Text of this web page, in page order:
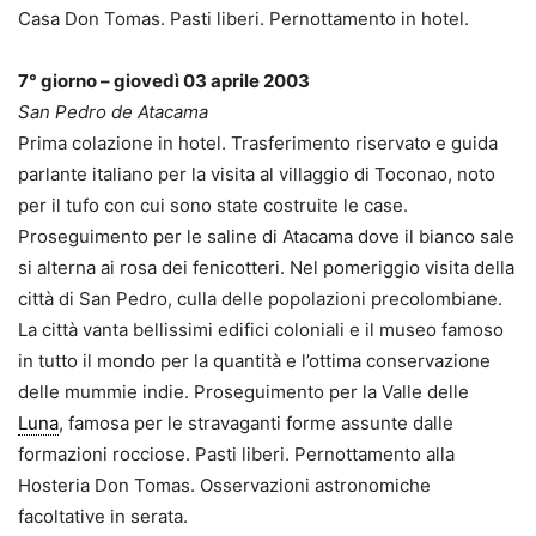
Casa Don Tomas. Pasti liberi. Pernottamento in hotel.
7° giorno – giovedì 03 aprile 2003
San Pedro de Atacama
Prima colazione in hotel. Trasferimento riservato e guida
parlante italiano per la visita al villaggio di Toconao, noto
per il tufo con cui sono state costruite le case.
Proseguimento per le saline di Atacama dove il bianco sale
si alterna ai rosa dei fenicotteri. Nel pomeriggio visita della
città di San Pedro, culla delle popolazioni precolombiane.
La città vanta bellissimi edifici coloniali e il museo famoso
in tutto il mondo per la quantità e l’ottima conservazione
delle mummie indie. Proseguimento per la Valle delle
Luna, famosa per le stravaganti forme assunte dalle
formazioni rocciose. Pasti liberi. Pernottamento alla
Hosteria Don Tomas. Osservazioni astronomiche
facoltative in serata.